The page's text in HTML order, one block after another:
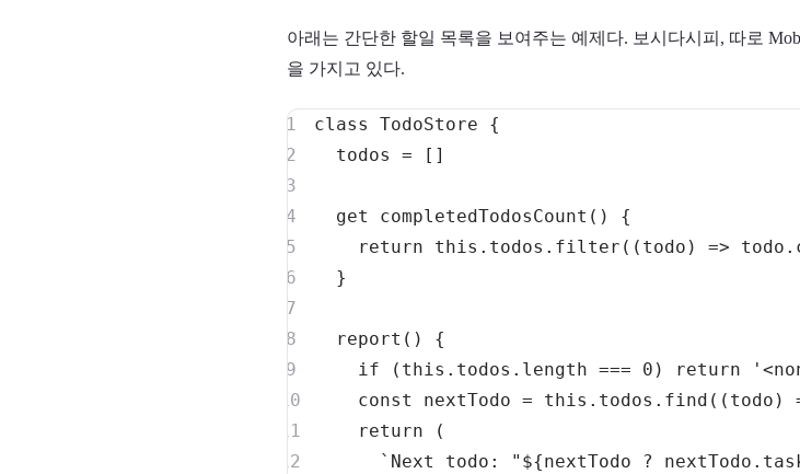
아래는 간단한 할일 목록을 보여주는 예제다. 보시다시피, 따로
을 가지고 있다.
class TodoStore
{
  todos
= [ ]
get completedTodosCount ( )
{
return
this . todos . filter ( ( todo ) => todo .
}
report ( )
{
if
( this . todos . length === 0 ) return
const
nextTodo = this . todos . find ( ( todo )
return
(
` Next todo: " ${nextTodo ? nextTodo .